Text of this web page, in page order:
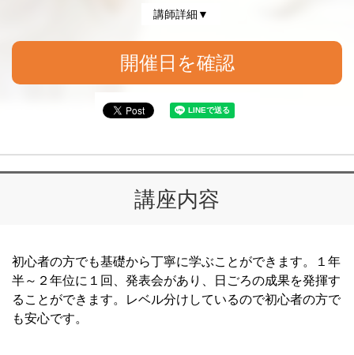
講師詳細▼
開催日を確認
講座内容
初心者の方でも基礎から丁寧に学ぶことができます。１年
半～２年位に１回、発表会があり、日ごろの成果を発揮す
ることができます。レベル分けしているので初心者の方で
も安心です。